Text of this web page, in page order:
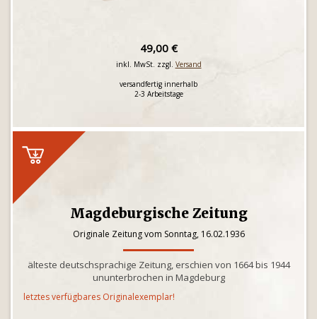
49,00 €
inkl. MwSt. zzgl. Versand
versandfertig innerhalb
2-3 Arbeitstage
Magdeburgische Zeitung
Originale Zeitung vom Sonntag, 16.02.1936
älteste deutschsprachige Zeitung, erschien von 1664 bis 1944
ununterbrochen in Magdeburg
letztes verfügbares Originalexemplar!